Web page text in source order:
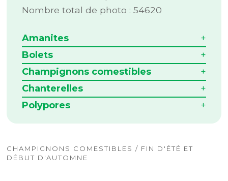
Nombre total de photo : 54620
Amanites
Bolets
Champignons comestibles
Chanterelles
Polypores
CHAMPIGNONS COMESTIBLES / FIN D'ÉTÉ ET
DÉBUT D'AUTOMNE